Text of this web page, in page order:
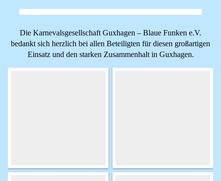
Die Karnevalsgesellschaft Guxhagen – Blaue Funken e.V.
bedankt sich herzlich bei allen Beteiligten für diesen großartigen
Einsatz und den starken Zusammenhalt in Guxhagen.